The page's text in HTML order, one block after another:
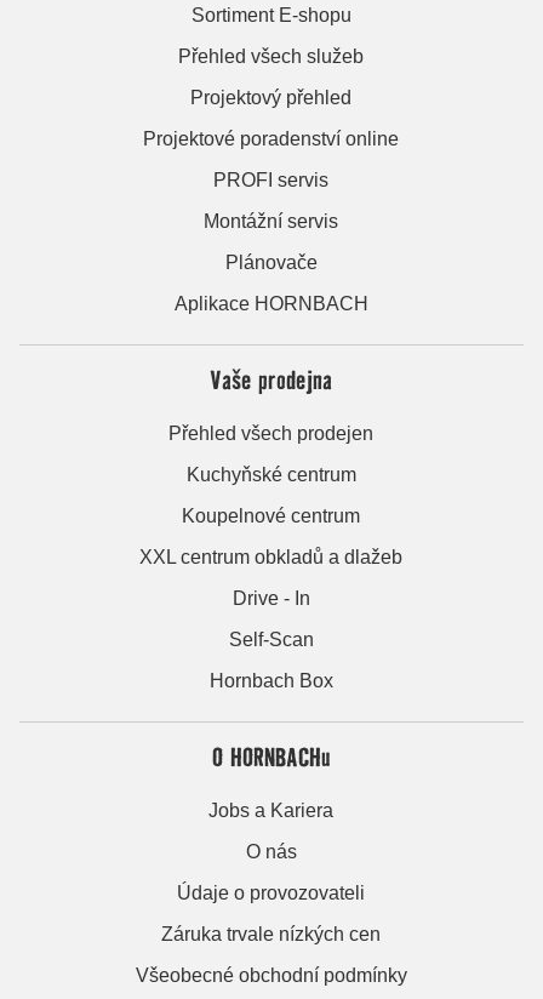
Sortiment E-shopu
Přehled všech služeb
Projektový přehled
Projektové poradenství online
PROFI servis
Montážní servis
Plánovače
Aplikace HORNBACH
Vaše prodejna
Přehled všech prodejen
Kuchyňské centrum
Koupelnové centrum
XXL centrum obkladů a dlažeb
Drive - In
Self-Scan
Hornbach Box
O HORNBACHu
Jobs a Kariera
O nás
Údaje o provozovateli
Záruka trvale nízkých cen
Všeobecné obchodní podmínky